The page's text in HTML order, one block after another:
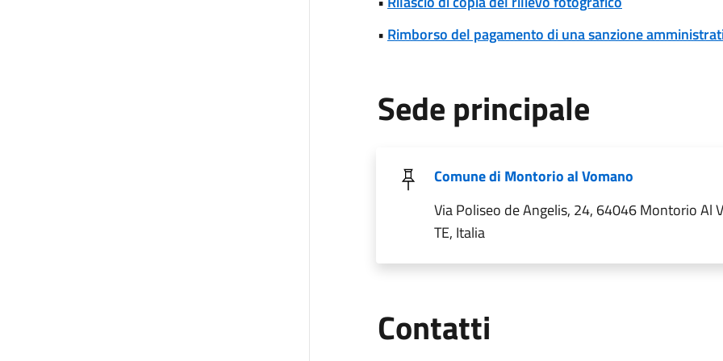
• Rimborso del pagamento di una sanzione
Sede principale
Comune di Montorio al Vomano
Via Poliseo de Angelis, 24, 64046 Montorio Al
TE, Italia
Contatti